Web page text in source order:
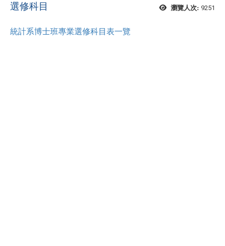
瀏覽人次: 9251
選修科目
統計系博士班專業選修科目表一覽